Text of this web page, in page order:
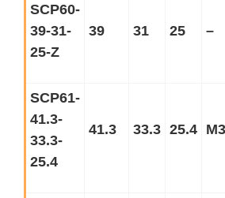
SCP60-
39-31-
25-Z
39 31 25 –
SCP61-
41.3-
33.3-
25.4
41.3 33.3 25.4